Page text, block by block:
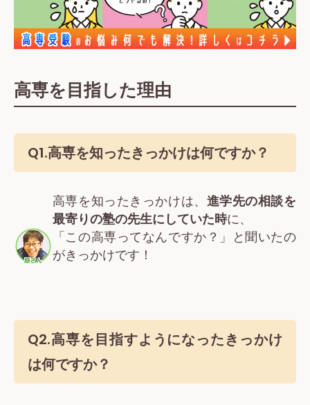
高専を目指した理由
Q1.高専を知ったきっかけは何ですか？
高専を知ったきっかけは、 進学先の相談を
最寄りの塾の先生にしていた時に、
「この高専ってなんですか？」と聞いたの
がきっかけです！
Q2.高専を目指すようになったきっかけ
は何ですか？